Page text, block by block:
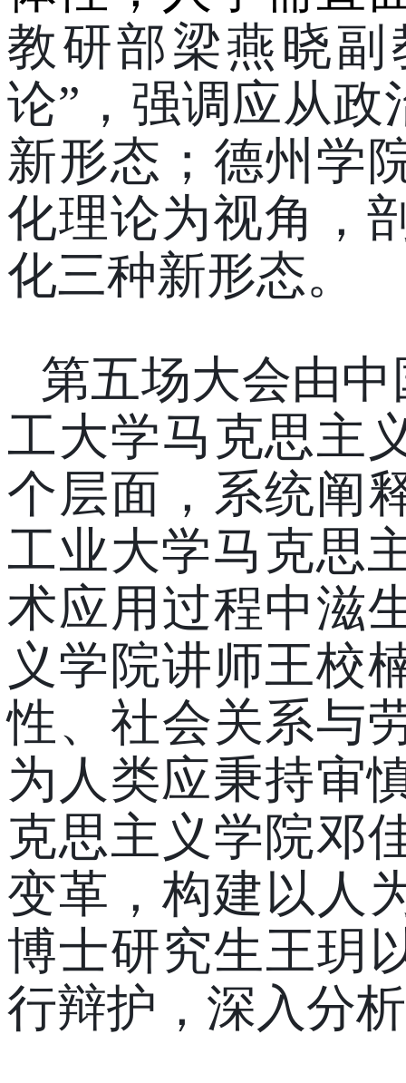
教研部梁燕晓副
论” ，强调应从
新形态；德州学
化理论为视角，
化三种新形态。
第五场大会由
工大学马克思主
个层面，系统阐
工业大学马克思
术应用过程中滋
义学院讲师王校
性、社会关系与
为 人类应秉持审
克思主义学院邓
变革，构建以人
博士研究生王玥
行辩护， 深入分